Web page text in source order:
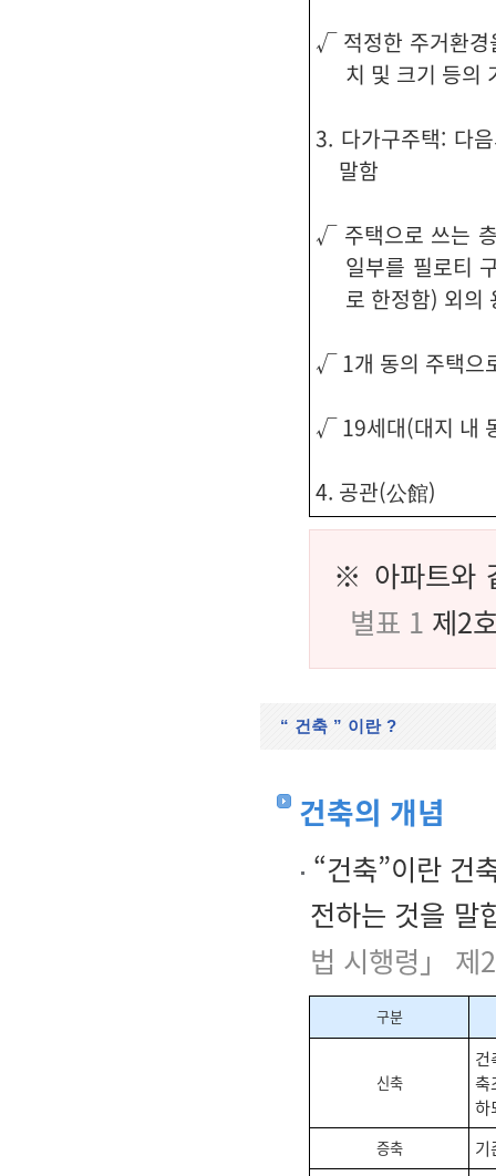
√ 적정한 주거환경
치 및 크기 등의
3. 다가구주택: 다
말함
√ 주택으로 쓰는
일부를 필로티
로 한정함) 외의
√ 1개 동의 주택으
√ 19세대(대지 내
4. 공관(公館)
※ 아파트와
별표 1 제2
“ 건축 ” 이란 ?
건축의 개념
“건축”이란 건
전하는 것을 말
법 시행령」 제
구분
신축
축
하
증축 기